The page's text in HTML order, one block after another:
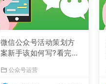
微信公众号活动策划方
案新手该如何写?看完你
公众号运营